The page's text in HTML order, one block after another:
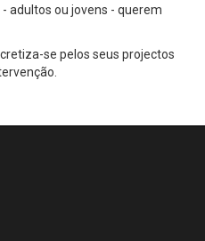
adultos ou jovens - querem
se pelos seus projectos